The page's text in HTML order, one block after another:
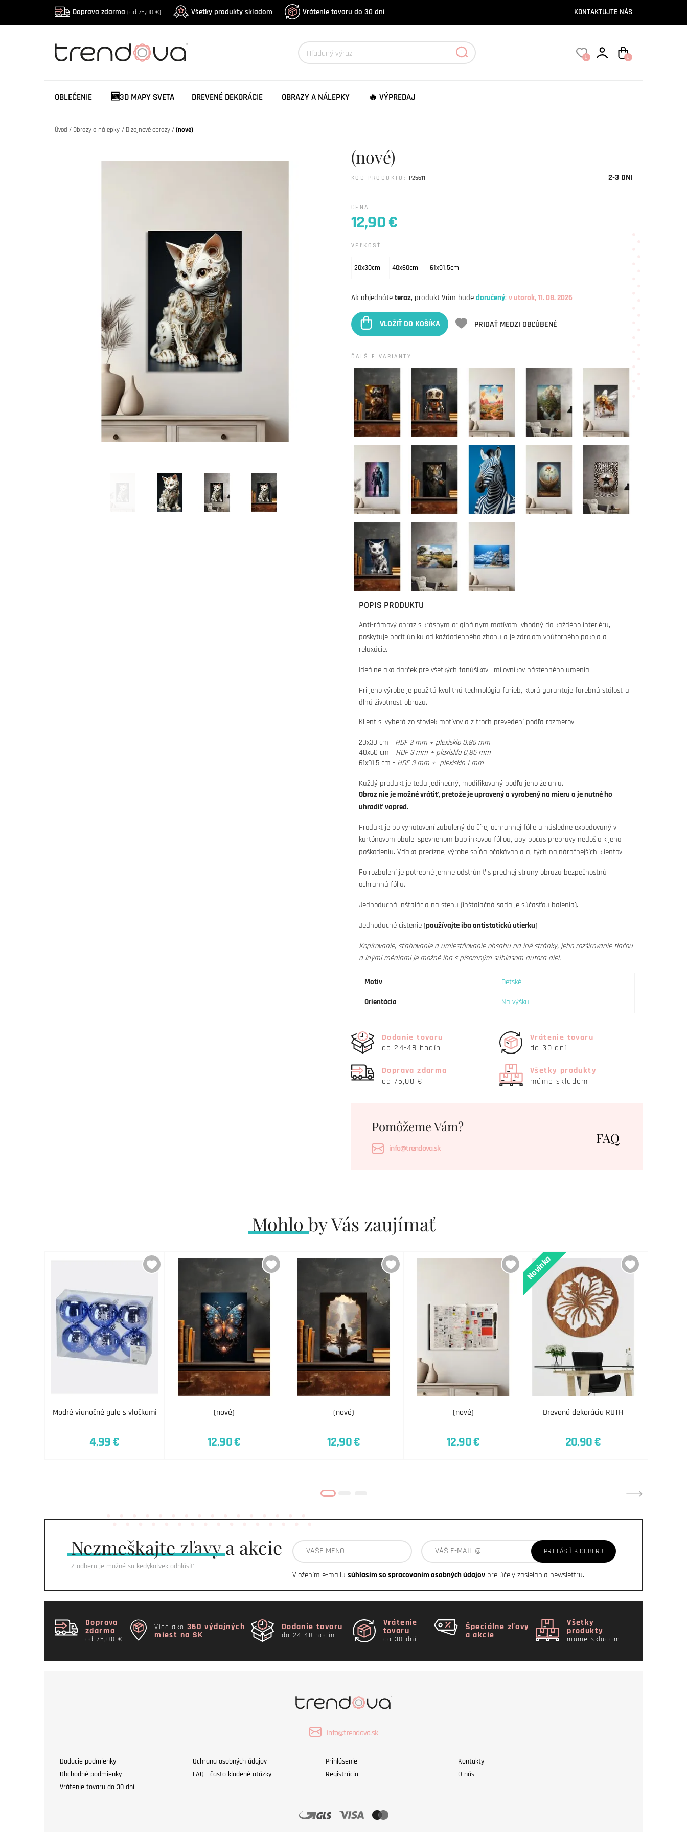
Doprava zdarma (od 75,00 €) Všetky produkty skladom Vrátenie tovaru do 30 dní KONTAKTUJTE NÁS
0 0
OBLEČENIE 🆕3D MAPY SVETA DREVENÉ DEKORÁCIE OBRAZY A NÁLEPKY 🔥 VÝPREDAJ
Úvod Obrazy a nálepky Dizajnové obrazy (nové)
(nové)
2-3 DNI
KÓD PRODUKTU: P25611
CENA
12,90 €
VEĽKOSŤ
20x30cm 40x60cm 61x91,5cm
Ak objednáte teraz, produkt Vám bude doručený: v utorok, 11. 08. 2026
VLOŽIŤ DO KOŠÍKA PRIDAŤ MEDZI OBĽÚBENÉ
ĎALŠIE VARIANTY
POPIS PRODUKTU
Anti-rámový obraz s krásnym originálnym motívom, vhodný do každého interiéru,
poskytuje pocit úniku od každodenného zhonu a je zdrojom vnútorného pokoja a
relaxácie.
Ideálne ako darček pre všetkých fanúšikov i milovníkov nástenného umenia.
Pri jeho výrobe je použitá kvalitná technológia farieb, ktorá garantuje farebnú stálosť a
dlhú životnosť obrazu.
Klient si vyberá zo stoviek motívov a z troch prevedení podľa rozmerov:
20x30 cm - HDF 3 mm + plexisklo 0,85 mm
40x60 cm - HDF 3 mm + plexisklo 0,85 mm
61x91,5 cm - HDF 3 mm + plexisklo 1 mm
Každý produkt je teda jedinečný, modifikovaný podľa jeho želania.
Obraz nie je možné vrátiť, pretože je upravený a vyrobený na mieru a je nutné ho
uhradiť vopred.
Produkt je po vyhotovení zabalený do čírej ochrannej fólie a následne expedovaný v
kartónovom obale, spevnenom bublinkovou fóliou, aby počas prepravy nedošlo k jeho
poškodeniu. Vďaka precíznej výrobe spĺňa očakávania aj tých najnáročnejších klientov.
Po rozbalení je potrebné jemne odstrániť s prednej strany obrazu bezpečnostnú
ochrannú fóliu.
Jednoduchá inštalácia na stenu (inštalačná sada je súčasťou balenia).
Jednoduché čistenie (používajte iba antistatickú utierku).
Kopírovanie, sťahovanie a umiestňovanie obsahu na iné stránky, jeho rozširovanie tlačou
a inými médiami je možné iba s písomným súhlasom autora diel.
Motív Detské
Orientácia Na výšku
Dodanie tovaru
do 24-48 hodín
Vrátenie tovaru
do 30 dní
Doprava zdarma
od 75,00 €
Všetky produkty
máme skladom
Pomôžeme Vám?
info@trendova.sk
FAQ
Mohlo by Vás zaujímať
Modré vianočné gule s vločkami
4,99 €
(nové)
12,90 €
(nové)
12,90 €
(nové)
12,90 €
Drevená dekorácia RUTH
Novinka
20,90 €
Nezmeškajtezľavy a akcie
Z odberu je možné sa kedykoľvek odhlásiť
PRIHLÁSIŤ K ODBERU
Vložením e-mailusúhlasím so spracovaním osobných údajov pre účely zasielania newslettru.
Doprava
zdarma
od 75,00 €
Viac ako 360 výdajných
miest na SK
Dodanie tovaru
do 24-48 hodín
Vrátenie
tovaru
do 30 dní
Špeciálne zľavy
a akcie
Všetky
produkty
máme skladom
info@trendova.sk
Dodacie podmienky
Obchodné podmienky
Vrátenie tovaru do 30 dní
Ochrana osobných údajov
FAQ - často kladené otázky
Prihlásenie
Registrácia
Kontakty
O nás